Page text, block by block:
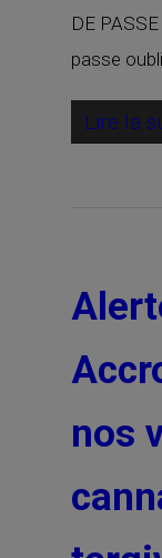
DE
passe
Lire la
nos